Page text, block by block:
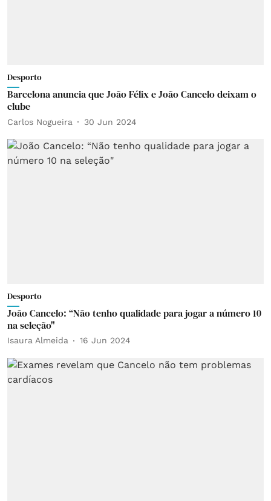
Desporto
Barcelona anuncia que João Félix e João Cancelo deixam o
clube
Carlos Nogueira 30 Jun 2024
Desporto
João Cancelo: “Não tenho qualidade para jogar a número 10
na seleção"
Isaura Almeida 16 Jun 2024